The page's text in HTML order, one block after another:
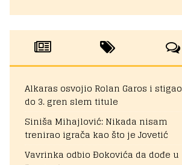
Alkaras osvojio Rolan Garos i stigao
do 3. gren slem titule
Siniša Mihajlović: Nikada nisam
trenirao igrača kao što je Jovetić
Vavrinka odbio Đokovića da dođe u